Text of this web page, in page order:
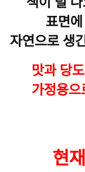
표면
자연으로 생
맛과 당
가정용
현